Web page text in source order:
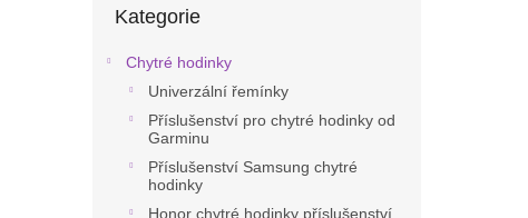
kategorie
Kategorie
Chytré hodinky
Univerzální řemínky
Příslušenství pro chytré hodinky od
Garminu
Příslušenství Samsung chytré
hodinky
Honor chytré hodinky příslušenství